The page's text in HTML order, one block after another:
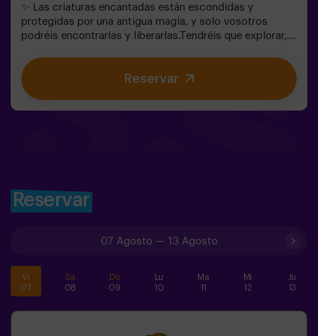
✨ Las criaturas encantadas están escondidas y
protegidas por una antigua magia, y solo vosotros
podréis encontrarlas y liberarlas.Tendréis que explorar,
esconden y cómo romper los hechizos que las
mantienen atrapadas. Cada criatura es única y os
pondrá a prueba de una forma diferente.Aquí no se trata
Reservar
Reservar
07 Agosto — 13 Agosto
Vi
07
Sa
08
Do
09
Lu
10
Ma
11
Mi
12
Ju
13